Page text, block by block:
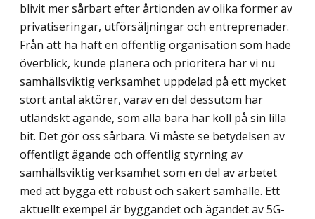
blivit mer sårbart efter årtionden av olika former av
privatiseringar, utförsäljningar och entreprenader.
Från att ha haft en offentlig organisation som hade
överblick, kunde planera och prioritera har vi nu
samhällsviktig verksamhet uppdelad på ett mycket
stort antal aktörer, varav en del dessutom har
utländskt ägande, som alla bara har koll på sin lilla
bit. Det gör oss sårbara. Vi måste se betydelsen av
offentligt ägande och offentlig styrning av
samhällsviktig verksamhet som en del av arbetet
med att bygga ett robust och säkert samhälle. Ett
aktuellt exempel är byggandet och ägandet av 5G-